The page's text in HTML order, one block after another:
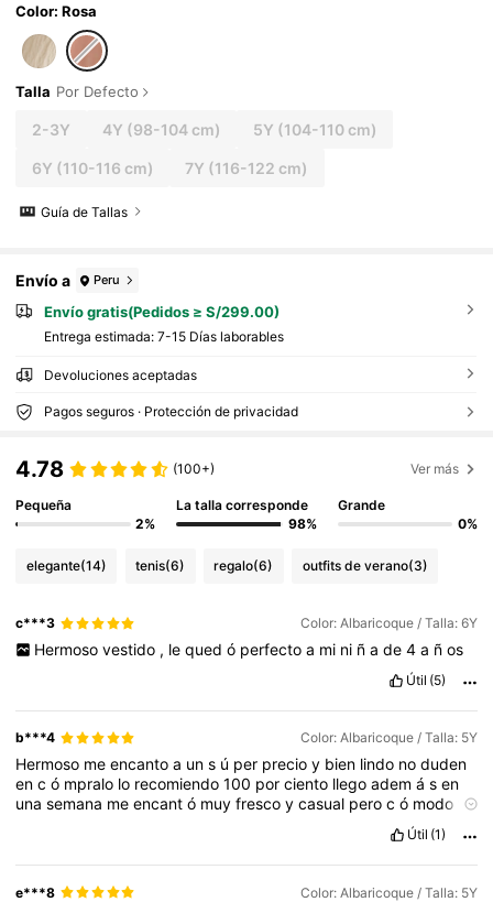
Color: Rosa
Talla Por Defecto
2-3Y 4Y (98-104 cm) 5Y (104-110 cm)
6Y (110-116 cm) 7Y (116-122 cm)
Guía de Tallas
Envío a Peru
Envío gratis(Pedidos ≥ S/299.00)
Entrega estimada: 7-15 Días laborables
Devoluciones aceptadas
Pagos seguros · Protección de privacidad
4.78 (100+) Ver más
Pequeña
2%
La talla corresponde
98%
Grande
0%
elegante(14) tenis(6) regalo(6) outfits de verano(3)
c***3 Color: Albaricoque / Talla: 6Y
Hermoso vestido , le qued ó perfecto a mi ni ñ a de 4 a ñ os
Útil (5)
b***4 Color: Albaricoque / Talla: 5Y
Hermoso meencantoa uns ú per precioy bien lindo noduden
encó mpralo lo recomiendo100 porciento llegoademásen
unasemana meencantó muyfrescoycasual perocó modo y
Útil (1)
e***8 Color: Albaricoque / Talla: 5Y